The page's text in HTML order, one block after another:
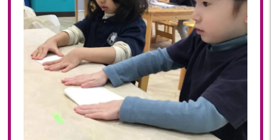
2021年 08月(18)
2021年 07月(20)
2021年 06月(22)
2021年 05月(15)
2021年 04月(21)
2021年 03月(23)
2021年 01月(19)